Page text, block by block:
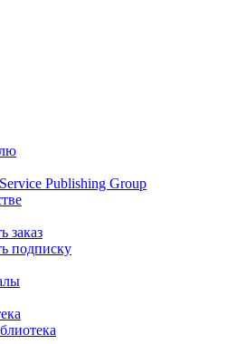
Publishing Group
заказ
подписку